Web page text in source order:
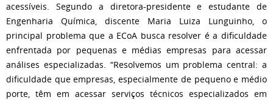
acessíveis. Segundo a diretora-presidente e estudante de
Engenharia Química, discente Maria Luiza Lunguinho, o
principal problema que a ECoA busca resolver é a dificuldade
enfrentada por pequenas e médias empresas para acessar
análises especializadas. “Resolvemos um problema central: a
dificuldade que empresas, especialmente de pequeno e médio
porte, têm em acessar serviços técnicos especializados em